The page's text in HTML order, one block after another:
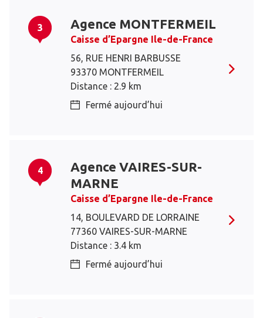
3 Agence MONTFERMEIL
Caisse d’Epargne Ile-de-France
56, RUE HENRI BARBUSSE
93370 MONTFERMEIL
Distance : 2.9 km
Fermé aujourd’hui
4
Agence VAIRES-SUR-
MARNE
Caisse d’Epargne Ile-de-France
14, BOULEVARD DE LORRAINE
77360 VAIRES-SUR-MARNE
Distance : 3.4 km
Fermé aujourd’hui